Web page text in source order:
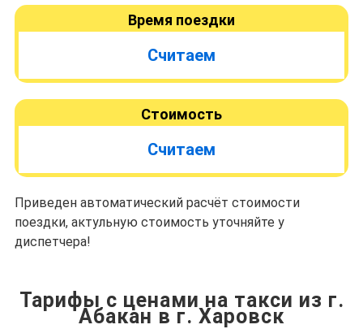
Время поездки
Считаем
Стоимость
Считаем
Приведен автоматический расчёт стоимости
поездки, актульную стоимость уточняйте у
диспетчера!
Тарифы с ценами на такси из г.
Абакан в г. Харовск